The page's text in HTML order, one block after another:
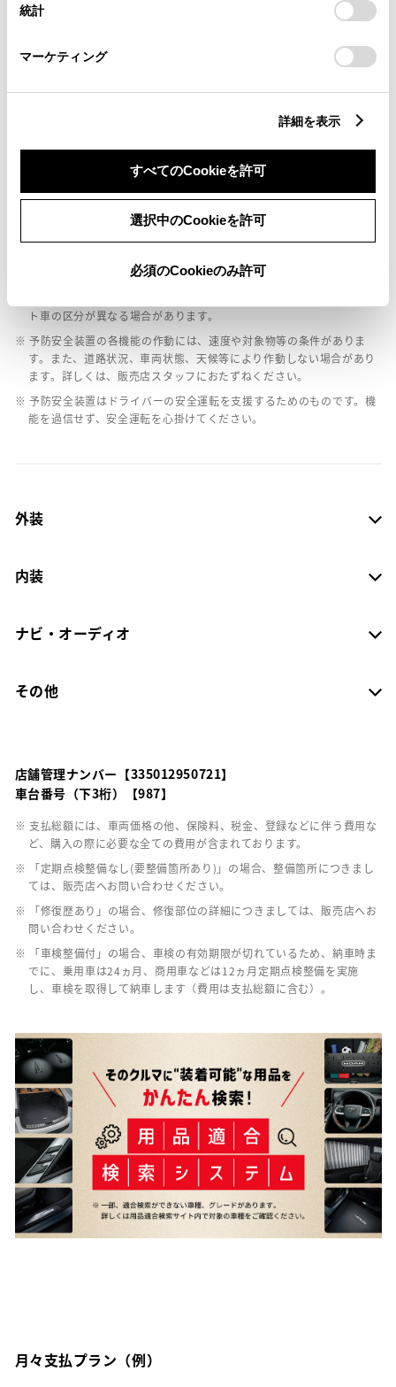
「Cookie（クッキー）情報の取り扱いについて
」をご覧くだ
統計
マーケティング
詳細を表示
すべてのCookieを許可
選択中のCookieを許可
必須のCookieのみ許可
ｲﾝﾃﾘｼﾞｪﾝﾄｸﾘｱﾗﾝｽｿﾅｰ・ｽﾏｰﾄｱｼｽﾄ
パノラミックビューモニター（全周囲カメラ）
エアバッグ
※ グレードによって予防安全装置の設定が異なる場合があります。
ト車の区分が異なる場合があります。
※ 予防安全装置の各機能の作動には、速度や対象物等の条件がありま
す。また、道路状況、車両状態、天候等により作動しない場合があり
ます。詳しくは、販売店スタッフにおたずねください。
※ 予防安全装置はドライバーの安全運転を支援するためのものです。機
能を過信せず、安全運転を心掛けてください。
外装
内装
ナビ・オーディオ
その他
店舗管理ナンバー【335012950721】
車台番号（下3桁）【987】
※ 支払総額には、車両価格の他、保険料、税金、登録などに伴う費用な
ど、購入の際に必要な全ての費用が含まれております。
※ 「定期点検整備なし(要整備箇所あり)」の場合、整備箇所につきまし
ては、販売店へお問い合わせください。
※ 「修復歴あり」の場合、修復部位の詳細につきましては、販売店へお
問い合わせください。
※ 「車検整備付」の場合、車検の有効期限が切れているため、納車時ま
でに、乗用車は24ヵ月、商用車などは12ヵ月定期点検整備を実施
し、車検を取得して納車します（費用は支払総額に含む）。
月々支払プラン（例）